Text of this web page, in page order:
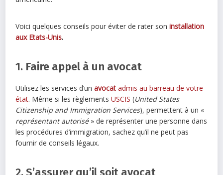
Voici quelques conseils pour éviter de rater soninstallation
aux Etats-Unis.
1. Faire appel à un avocat
Utilisez les services d’un avocat admis au barreau de votre
état. Même si les règlementsUSCIS (United States
Citizenship and Immigration Services), permettent à un «
représentant autorisé» de représenter une personne dans
les procédures d’immigration, sachez qu’il ne peut pas
fournir de conseils légaux.
2. S’assurer qu’il soit avocat